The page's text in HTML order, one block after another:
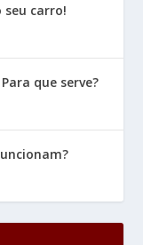
carro!
que serve?